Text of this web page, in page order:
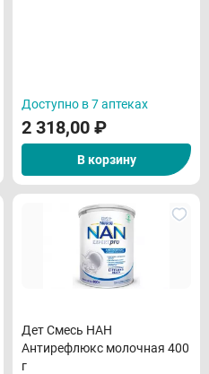
Доступно в 7 аптеках
2 318,00 ₽
В корзину
Дет Смесь НАН
Антирефлюкс молочная 400
г